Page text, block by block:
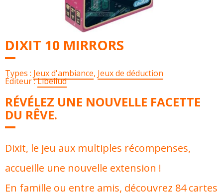
DIXIT 10 MIRRORS
Types : Jeux d'ambiance, Jeux de déduction
Éditeur :Libellud
RÉVÉLEZ UNE NOUVELLE FACETTE
DU RÊVE.
Dixit, le jeu aux multiples récompenses,
accueille une nouvelle extension !
En famille ou entre amis, découvrez 84 cartes